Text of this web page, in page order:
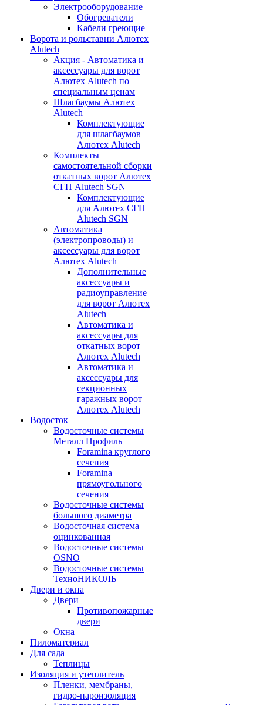
Электрооборудование
Обогреватели
Кабели греющие
Ворота и рольставни Алютех
Alutech
Акция - Автоматика и
аксессуары для ворот
Алютех Alutech по
специальным ценам
Шлагбаумы Алютех
Alutech
Комплектующие
для шлагбаумов
Алютех Alutech
Комплекты
самостоятельной сборки
откатных ворот Алютех
СГН Alutech SGN
Комплектующие
для Алютех СГН
Alutech SGN
Автоматика
(электропроводы) и
аксессуары для ворот
Алютех Alutech
Дополнительные
аксессуары и
радиоуправление
для ворот Алютех
Alutech
Автоматика и
аксессуары для
откатных ворот
Алютех Alutech
Автоматика и
аксессуары для
секционных
гаражных ворот
Алютех Alutech
Водосток
Водосточные системы
Металл Профиль
Foramina круглого
сечения
Foramina
прямоугольного
сечения
Водосточные системы
большого диаметра
Водосточная система
оцинкованная
Водосточные системы
OSNO
Водосточные системы
ТехноНИКОЛЬ
Двери и окна
Двери
Противопожарные
двери
Окна
Пиломатериал
Для сада
Теплицы
Изоляция и утеплитель
Пленки, мембраны,
гидро-пароизоляция